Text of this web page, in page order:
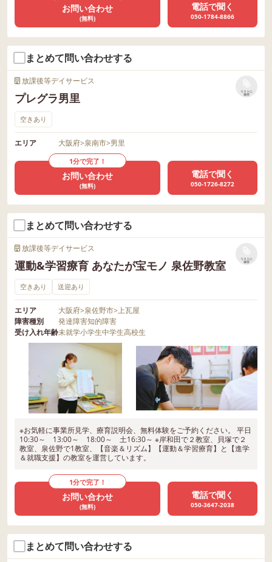
お問い合わせ
(無料)
電話で聞く
050-1784-8866
まとめて問い合わせする
放課後等デイサービス
プレグラ男里
リストに
保存
空きあり
エリア 大阪府>泉南市>男里
1分で完了！
お問い合わせ
(無料)
電話で聞く
050-1726-8272
まとめて問い合わせする
放課後等デイサービス
運動&学習療育 あなたが宝モノ 泉佐野教室
リストに
保存
空きあり 送迎あり
エリア 大阪府>泉佐野市>上瓦屋
障害種別
発達障害知的障害
受け入れ年齢未就学小学生中学生高校生
※お気軽に事業所見学、療育説明会、無料体験をご予約ください。 平日
10:30～ 13:00～ 18:00～ 土16:30～ ※岸和田で２教室、貝塚で２
教室、泉佐野で1教室、【音楽＆リズム】【運動＆学習療育】と【進学
＆就職支援】の教室を運営しています。
1分で完了！
お問い合わせ
(無料)
電話で聞く
050-3647-2038
まとめて問い合わせする